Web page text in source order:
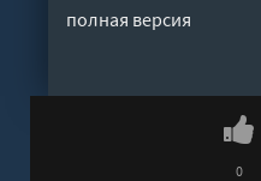
полная версия
0